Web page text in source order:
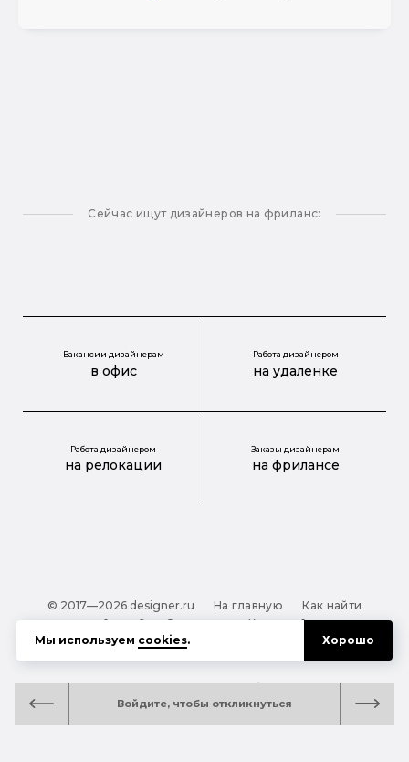
Войдите, чтобы откликнуться
Сейчас ищут дизайнеров на фриланс:
Вакансии дизайнерам
в офис
Работа дизайнером
на удаленке
Работа дизайнером
на релокации
Заказы дизайнерам
на фрилансе
© 2017—2026 designer.ru На главную
Как найти
дизайнера?
О проекте
Карта сайта
Обработка персональных данных
Файлы cookie
руководство для тех, кто заказывает дизайн
Мы используем cookies. Хорошо